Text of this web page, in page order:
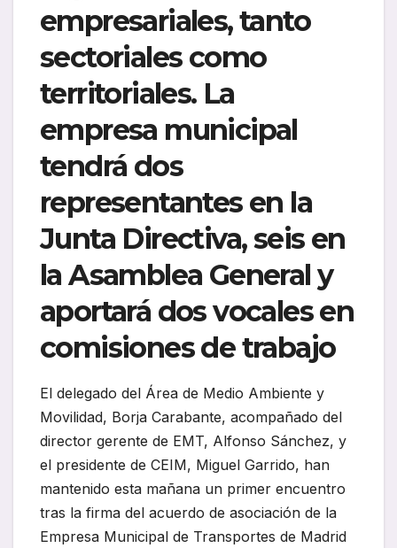
empresariales, tanto
sectoriales como
territoriales. La
empresa municipal
tendrá dos
representantes en la
Junta Directiva, seis en
la Asamblea General y
aportará dos vocales en
comisiones de trabajo
El delegado del Área de Medio Ambiente y
Movilidad, Borja Carabante, acompañado del
director gerente de EMT, Alfonso Sánchez, y
el presidente de CEIM, Miguel Garrido, han
mantenido esta mañana un primer encuentro
tras la firma del acuerdo de asociación de la
Empresa Municipal de Transportes de Madrid